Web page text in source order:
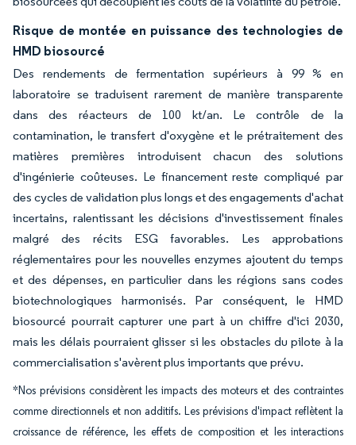
Risque de montée en puissance des technologies de
HMD biosourcé
Des rendements de fermentation supérieurs à 99 % en
laboratoire se traduisent rarement de manière transparente
dans des réacteurs de 100 kt/an. Le contrôle de la
contamination, le transfert d'oxygène et le prétraitement des
matières premières introduisent chacun des solutions
d'ingénierie coûteuses. Le financement reste compliqué par
des cycles de validation plus longs et des engagements d'achat
incertains, ralentissant les décisions d'investissement finales
malgré des récits ESG favorables. Les approbations
réglementaires pour les nouvelles enzymes ajoutent du temps
et des dépenses, en particulier dans les régions sans codes
biotechnologiques harmonisés. Par conséquent, le HMD
biosourcé pourrait capturer une part à un chiffre d'ici 2030,
mais les délais pourraient glisser si les obstacles du pilote à la
commercialisation s'avèrent plus importants que prévu.
*Nos prévisions considèrent les impacts des moteurs et des contraintes
comme directionnels et non additifs. Les prévisions d'impact reflètent la
croissance de référence, les effets de composition et les interactions